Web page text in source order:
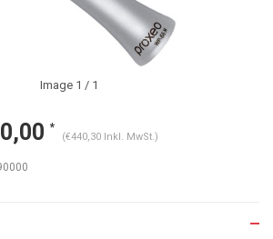
Image 1 / 1
*
(€440,30 Inkl. MwSt.)